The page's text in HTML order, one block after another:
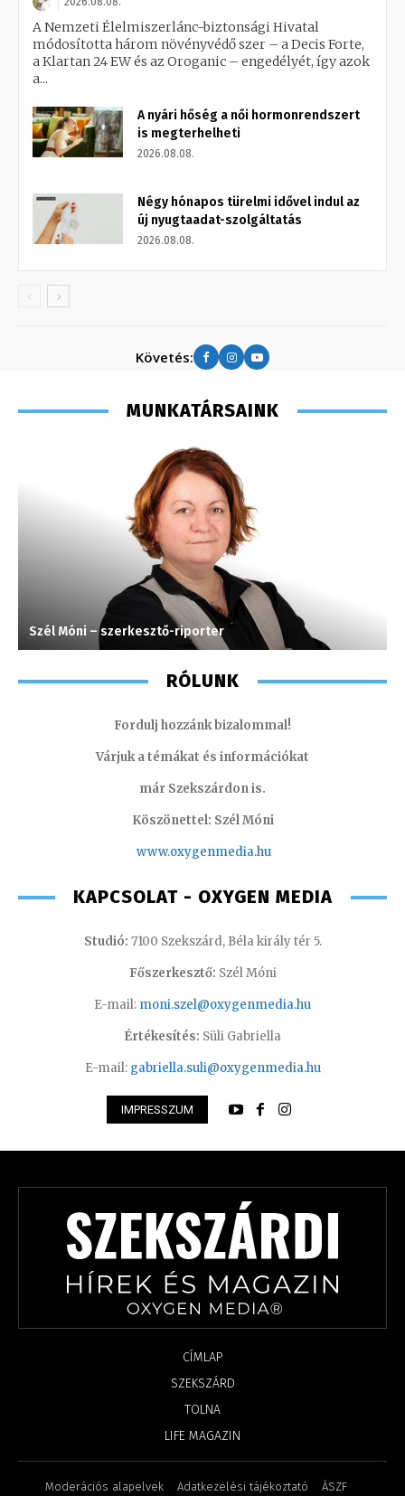
A Nemzeti Élelmiszerlánc-biztonsági Hivatal
módosította három növényvédő szer – a Decis Forte,
a Klartan 24 EW és az Oroganic – engedélyét, így azok
a...
A nyári hőség a női hormonrendszert
is megterhelheti
2026.08.08.
Négy hónapos türelmi idővel indul az
új nyugtaadat-szolgáltatás
2026.08.08.
Követés:
MUNKATÁRSAINK
Szél Móni – szerkesztő-riporter
RÓLUNK
Fordulj hozzánk bizalommal!
Várjuk a témákat és információkat
már Szekszárdon is.
Köszönettel: Szél Móni
www.oxygenmedia.hu
KAPCSOLAT - OXYGEN MEDIA
Studió: 7100 Szekszárd, Béla király tér 5.
Főszerkesztő: Szél Móni
E-mail: moni.szel@oxygenmedia.hu
Értékesítés: Süli Gabriella
E-mail: gabriella.suli@oxygenmedia.hu
IMPRESSZUM
CÍMLAP
SZEKSZÁRD
TOLNA
LIFE MAGAZIN
Moderációs alapelvek Adatkezelési tájékoztató ÁSZF